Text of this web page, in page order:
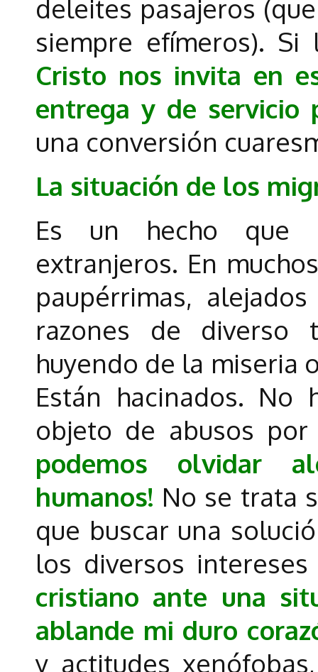
deleites pasajeros
siempre efímeros).
Cristo nos invita en
entrega y de
una conversión
La situación de los
Es un hecho que
extranjeros. En
paupérrimas,
razones de diverso
huyendo de la miseria
Están hacinados. No
objeto de abusos
podemos olvidar
humanos! No se trata
que buscar una
los diversos
cristiano ante una
ablande mi duro
y actitudes